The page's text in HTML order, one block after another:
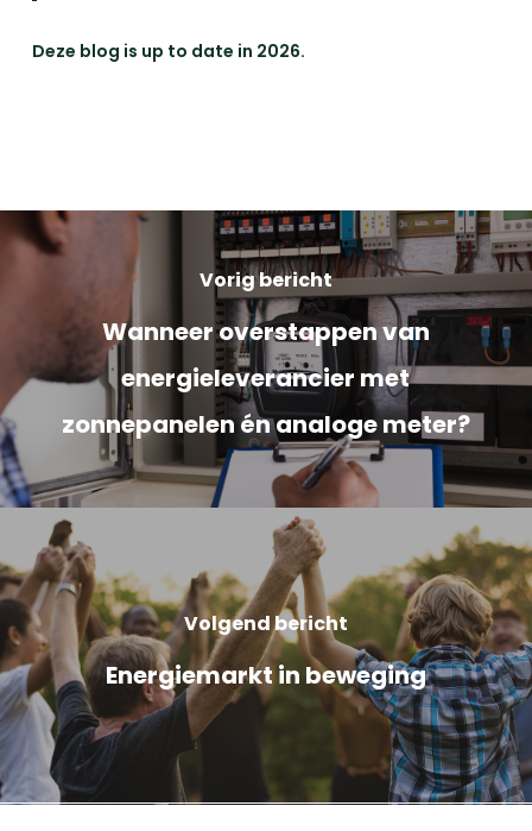
Deze blog is up to date in 2026.
Vorig bericht
Wanneer overstappen van
energieleverancier met
zonnepanelen én analoge meter?
Volgend bericht
Energiemarkt in beweging